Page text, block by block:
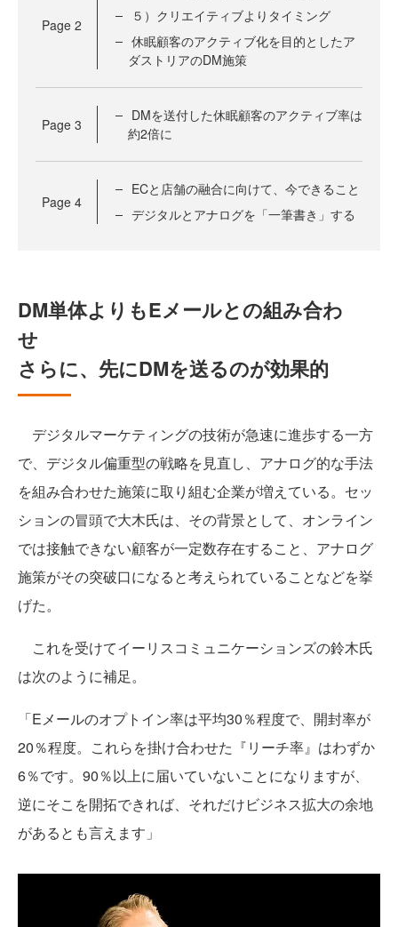
Page 2
５）クリエイティブよりタイミング
休眠顧客のアクティブ化を目的としたア
ダストリアのDM施策
Page 3
DMを送付した休眠顧客のアクティブ率は
約2倍に
Page 4
ECと店舗の融合に向けて、今できること
デジタルとアナログを「一筆書き」する
DM単体よりもEメールとの組み合わ
せ
さらに、先にDMを送るのが効果的
デジタルマーケティングの技術が急速に進歩する一方
で、デジタル偏重型の戦略を見直し、アナログ的な手法
を組み合わせた施策に取り組む企業が増えている。セッ
ションの冒頭で大木氏は、その背景として、オンライン
では接触できない顧客が一定数存在すること、アナログ
施策がその突破口になると考えられていることなどを挙
げた。
これを受けてイーリスコミュニケーションズの鈴木氏
は次のように補足。
「Eメールのオプトイン率は平均30％程度で、開封率が
20％程度。これらを掛け合わせた『リーチ率』はわずか
6％です。90％以上に届いていないことになりますが、
逆にそこを開拓できれば、それだけビジネス拡大の余地
があるとも言えます」